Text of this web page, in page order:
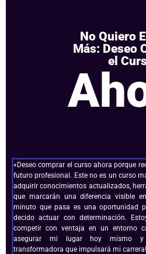
No Quiero
Más: Deseo
el
«Deseo comprar el curso ahora porque
futuro profesional. Este no es un curso
adquirir conocimientos actualizados,
que marcarán una diferencia visible
minuto que pasa es una oportunidad
decido actuar con determinación.
competir con ventaja en un entorno
asegurar mi lugar hoy mismo y
transformadora que impulsará mi